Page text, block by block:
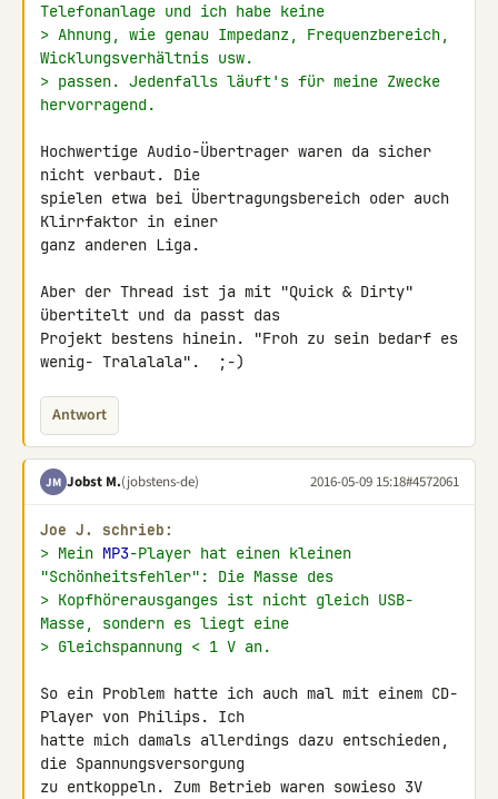
Telefonanlage und ich habe keine
> Ahnung, wie genau Impedanz, Frequenzbereich,
Wicklungsverhältnis usw.
> passen. Jedenfalls läuft's für meine Zwecke
hervorragend.
Hochwertige Audio-Übertrager waren da sicher
nicht verbaut. Die
spielen etwa bei Übertragungsbereich oder auch
Klirrfaktor in einer
ganz anderen Liga.
Aber der Thread ist ja mit "Quick & Dirty"
übertitelt und da passt das
Projekt bestens hinein. "Froh zu sein bedarf es
wenig- Tralalala".  ;-)
Antwort
JM Jobst M.(jobstens-de) 2016-05-09 15:18#4572061
Joe J. schrieb:
> Mein MP3-Player hat einen kleinen
"Schönheitsfehler": Die Masse des
> Kopfhörerausganges ist nicht gleich USB-
Masse, sondern es liegt eine
> Gleichspannung < 1 V an.
So ein Problem hatte ich auch mal mit einem CD-
Player von Philips. Ich
hatte mich damals allerdings dazu entschieden,
die Spannungsversorgung
zu entkoppeln. Zum Betrieb waren sowieso 3V